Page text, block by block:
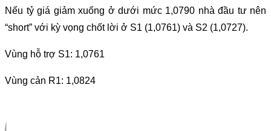
Nếu tỷ giá giảm xuống ở dưới mức 1,0790 nhà đầu tư nên
“short” với kỳ vọng chốt lời ở S1 (1,0761) và S2 (1,0727).
Vùng hỗ trợ S1: 1,0761
Vùng cản R1: 1,0824